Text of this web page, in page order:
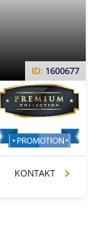
ID: 1600677
KONTAKT